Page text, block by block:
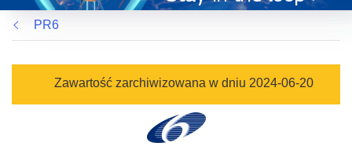
w
nowym
oknie)
PR6
Zawartość zarchiwizowana w dniu 2024-06-20